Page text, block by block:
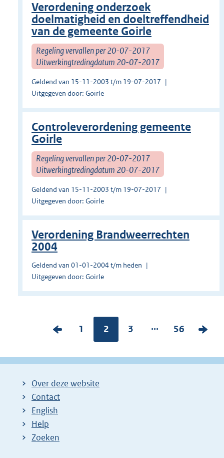
Verordening onderzoek
doelmatigheid en doeltreffendheid
van de gemeente Goirle
Regeling vervallen per 20-07-2017
Uitwerkingtredingdatum 20-07-2017
Geldend van 15-11-2003 t/m 19-07-2017
Uitgegeven door: Goirle
Controleverordening gemeente
Goirle
Regeling vervallen per 20-07-2017
Uitwerkingtredingdatum 20-07-2017
Geldend van 15-11-2003 t/m 19-07-2017
Uitgegeven door: Goirle
Verordening Brandweerrechten
2004
Geldend van 01-01-2004 t/m heden
Uitgegeven door: Goirle
V
r
g
e
a
P
g
n
1 Pagina:
2
P
g
3 ...
P
g
56
V
l
Over deze website
Contact
English
Help
Zoeken